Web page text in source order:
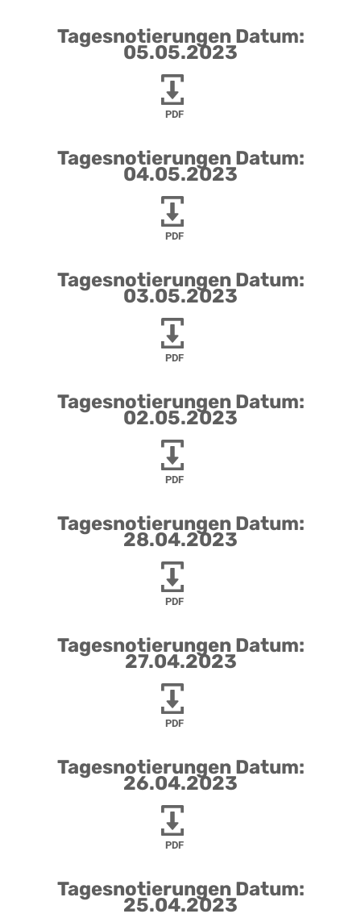
Tagesnotierungen Datum:
05.05.2023
PDF
Tagesnotierungen Datum:
04.05.2023
PDF
Tagesnotierungen Datum:
03.05.2023
PDF
Tagesnotierungen Datum:
02.05.2023
PDF
Tagesnotierungen Datum:
28.04.2023
PDF
Tagesnotierungen Datum:
27.04.2023
PDF
Tagesnotierungen Datum:
26.04.2023
PDF
Tagesnotierungen Datum:
25.04.2023